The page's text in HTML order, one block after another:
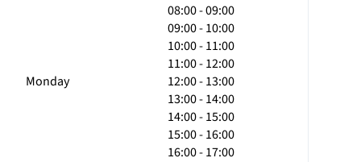
Monday
08:00 - 09:00
09:00 - 10:00
10:00 - 11:00
11:00 - 12:00
12:00 - 13:00
13:00 - 14:00
14:00 - 15:00
15:00 - 16:00
16:00 - 17:00